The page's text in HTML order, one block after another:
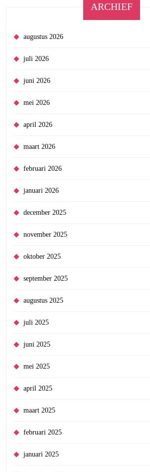
ARCHIEF
augustus 2026
juli 2026
juni 2026
mei 2026
april 2026
maart 2026
februari 2026
januari 2026
december 2025
november 2025
oktober 2025
september 2025
augustus 2025
juli 2025
juni 2025
mei 2025
april 2025
maart 2025
februari 2025
januari 2025